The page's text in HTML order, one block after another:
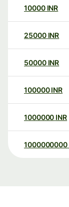
10000 INR
25000 INR
50000 INR
100000 INR
1000000 INR
1000000000